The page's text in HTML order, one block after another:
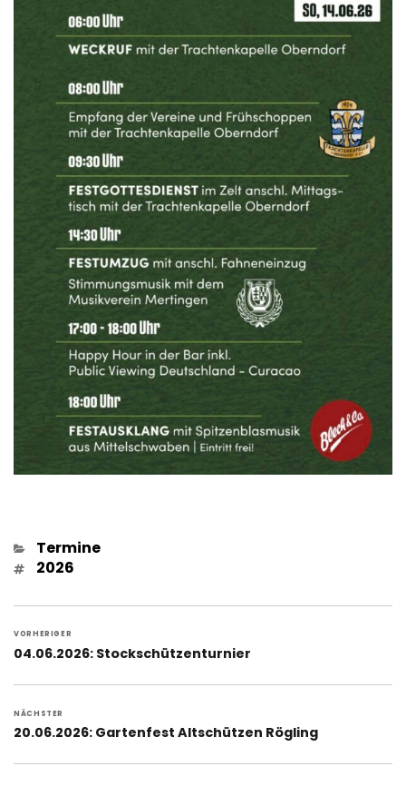
Kategorien
Termine
Schlagwörter
2026
Beitragsnavigation
VORHERIGER
Vorheriger
04.06.2026: Stockschützenturnier
NÄCHSTER
Nächster
20.06.2026: Gartenfest Altschützen Rögling